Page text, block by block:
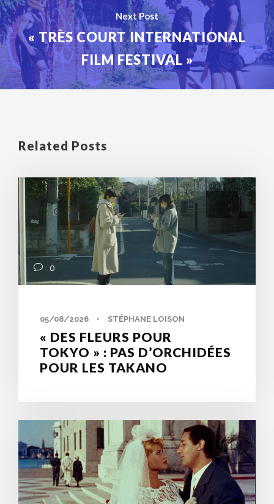
Next Post
« TRÈS COURT INTERNATIONAL
FILM FESTIVAL »
Related Posts
0
05/08/2026 • STÉPHANE LOISON
« DES FLEURS POUR
TOKYO » : PAS D’ORCHIDÉES
POUR LES TAKANO